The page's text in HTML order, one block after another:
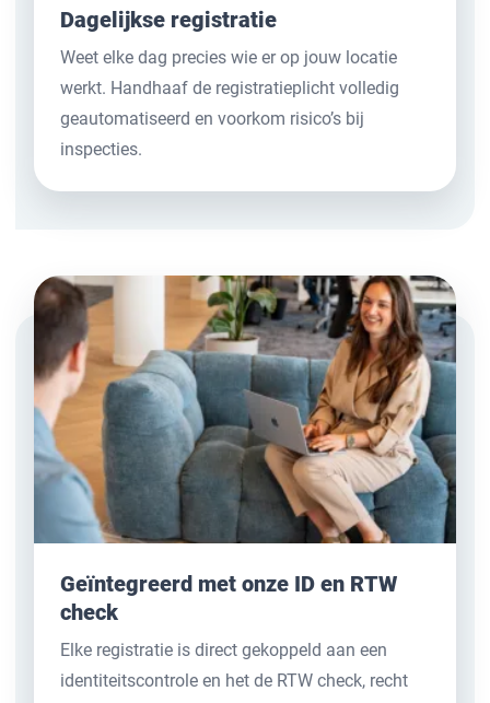
Dagelijkse registratie
Weet elke dag precies wie er op jouw locatie
werkt. Handhaaf de registratieplicht volledig
geautomatiseerd en voorkom risico’s bij
inspecties.
Geïntegreerd met onze ID en RTW
check
Elke registratie is direct gekoppeld aan een
identiteitscontrole en het de RTW check, recht